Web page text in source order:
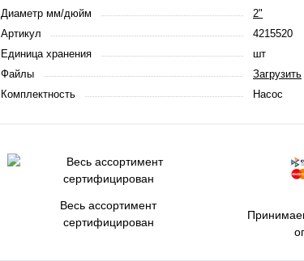
Диаметр мм/дюйм
2"
Артикул
4215520
Единица хранения
шт
Файлы
Загрузить
Комплектность
Насос
Весь ассортимент
сертифицирован